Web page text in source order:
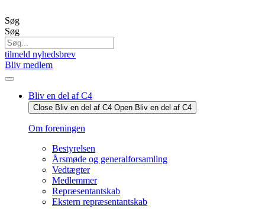
til
indhold
Søg
Søg
tilmeld nyhedsbrev
Bliv medlem
Bliv en del af C4
Close Bliv en del af C4 Open Bliv en del af C4
Om foreningen
Bestyrelsen
Årsmøde og generalforsamling
Vedtægter
Medlemmer
Repræsentantskab
Ekstern repræsentantskab